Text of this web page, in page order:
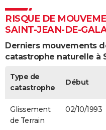
RISQUE DE
SAINT-JEAN-DE-
Derniers mouvements
catastrophe naturelle à
Type de
catastrophe
Début
Glissement
de Terrain
02/10/1993